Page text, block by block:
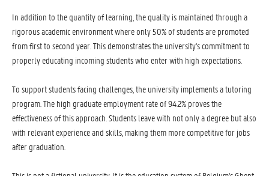
In addition to the quantity of learning, the quality is maintained through a
rigorous academic environment where only 50% of students are promoted
from first to second year. This demonstrates the university's commitment to
properly educating incoming students who enter with high expectations.
To support students facing challenges, the university implements a tutoring
program. The high graduate employment rate of 94.2% proves the
effectiveness of this approach. Students leave with not only a degree but also
with relevant experience and skills, making them more competitive for jobs
after graduation.